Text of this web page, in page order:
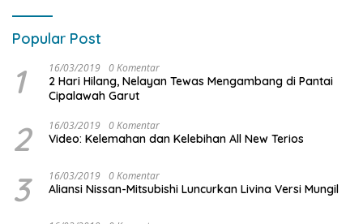
Popular Post
1 16/03/2019 0 Komentar
2 Hari Hilang, Nelayan Tewas Mengambang di Pantai
Cipalawah Garut
2 16/03/2019 0 Komentar
Video: Kelemahan dan Kelebihan All New Terios
3 16/03/2019 0 Komentar
Aliansi Nissan-Mitsubishi Luncurkan Livina Versi Mungil